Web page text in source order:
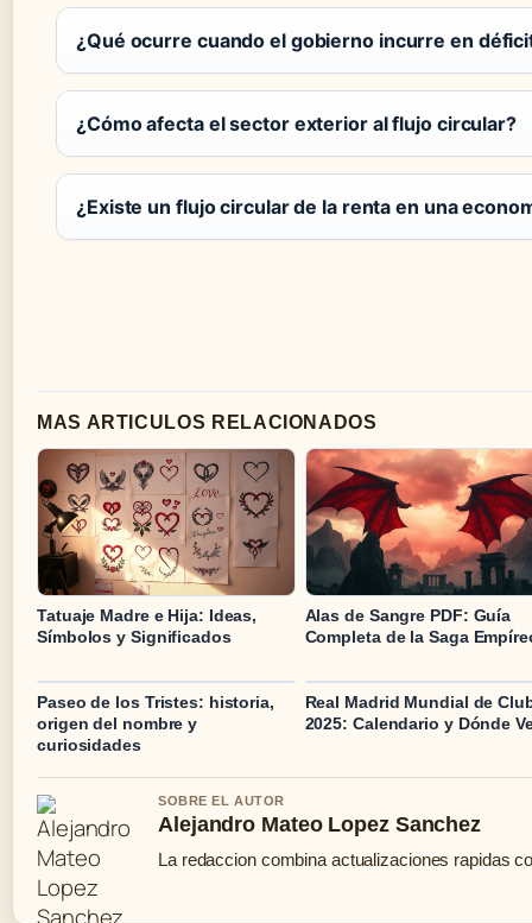
¿Qué ocurre cuando el gobierno incurre en
¿Cómo afecta el sector exterior al flujo circular?
¿Existe un flujo circular de la renta en una
MAS ARTICULOS RELACIONADOS
Tatuaje Madre e Hija: Ideas,
Símbolos y Significados
Alas de Sangre PDF: Guía
Completa de la Saga
Paseo de los Tristes: historia,
origen del nombre y
curiosidades
Real Madrid Mundial de
2025: Calendario y Dónde
SOBRE EL AUTOR
Alejandro Mateo Lopez Sanchez
La redaccion combina actualizaciones rapidas